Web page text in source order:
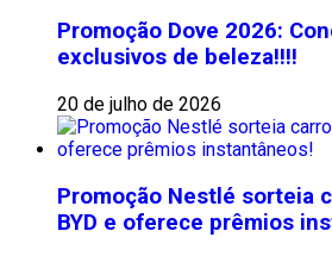
Promoção Dove 2026:
exclusivos de beleza!!!!
20 de julho de 2026
Promoção Nestlé sorteia
BYD e oferece prêmios